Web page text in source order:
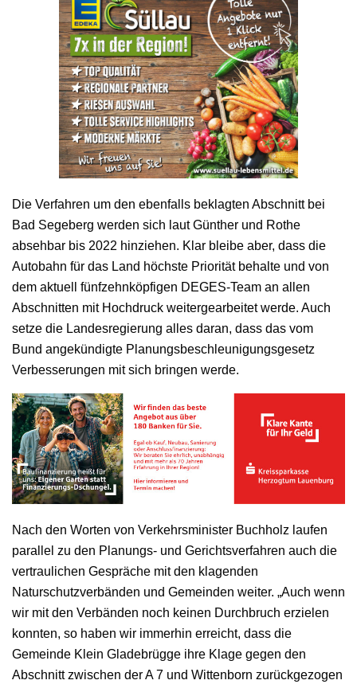
Die Verfahren um den ebenfalls beklagten Abschnitt bei
Bad Segeberg werden sich laut Günther und Rothe
absehbar bis 2022 hinziehen. Klar bleibe aber, dass die
Autobahn für das Land höchste Priorität behalte und von
dem aktuell fünfzehnköpfigen DEGES-Team an allen
Abschnitten mit Hochdruck weitergearbeitet werde. Auch
setze die Landesregierung alles daran, dass das vom
Bund angekündigte Planungsbeschleunigungsgesetz
Verbesserungen mit sich bringen werde.
Nach den Worten von Verkehrsminister Buchholz laufen
parallel zu den Planungs- und Gerichtsverfahren auch die
vertraulichen Gespräche mit den klagenden
Naturschutzverbänden und Gemeinden weiter. „Auch wenn
wir mit den Verbänden noch keinen Durchbruch erzielen
konnten, so haben wir immerhin erreicht, dass die
Gemeinde Klein Gladebrügge ihre Klage gegen den
Abschnitt zwischen der A 7 und Wittenborn zurückgezogen